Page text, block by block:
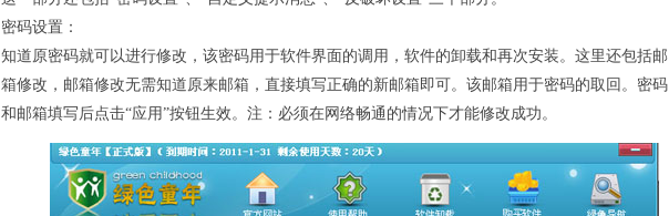
密码设置：
知道原密码就可以进行修改，该密码用于软件界面的调用，软件的卸载和再次安装。这里还包括邮
箱修改，邮箱修改无需知道原来邮箱，直接填写正确的新邮箱即可。该邮箱用于密码的取回。密码
和邮箱填写后点击“应用”按钮生效。注：必须在网络畅通的情况下才能修改成功。